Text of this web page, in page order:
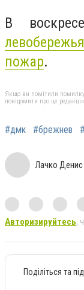
В
пожар.
Якщо ви помітили помилку,
повідомити про це
#дмк #брежнев
Лачко Денис
Авторизируйтесь,
Поділіться та